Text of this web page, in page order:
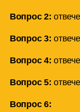
Вопрос 2:
Вопрос 3:
Вопрос 4:
Вопрос 5:
Вопрос 6: